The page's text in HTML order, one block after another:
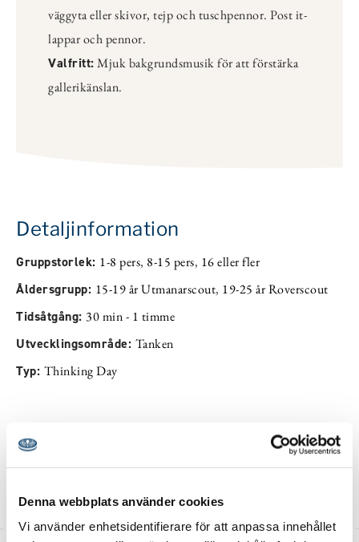
Denna webbplats använder cookies
Vi använder enhetsidentifierare för att anpassa innehållet
väggyta eller skivor, tejp och tuschpennor. Post it-
lappar och pennor.
Valfritt:Mjuk bakgrundsmusik för att förstärka
gallerikänslan.
Detaljinformation
Gruppstorlek: 1-8 pers, 8-15 pers, 16 eller fler
Åldersgrupp: 15-19 år Utmanarscout, 19-25 år Roverscout
Tidsåtgång: 30 min - 1 timme
Utvecklingsområde: Tanken
Typ: Thinking Day
en-wtd-2026-activity-pack_4.pdf